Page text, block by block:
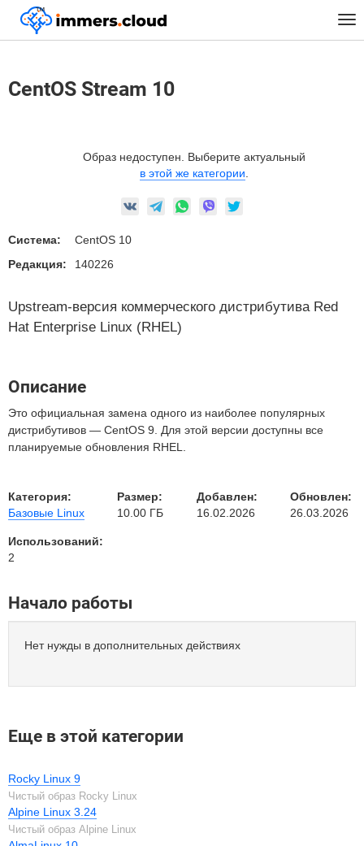
™
Главная Предустановленные Образы
CentOS Stream 10
Образ недоступен. Выберите актуальный
в этой же категории
Система:
CentOS 10
Редакция:
140226
Upstream-версия коммерческого дистрибутива Red
Hat Enterprise Linux (RHEL)
Описание
Это официальная замена одного из наиболее популярных
дистрибутивов — CentOS 9. Для этой версии доступны все
планируемые обновления RHEL.
Категория:
Базовые Linux
Размер:
10.00 ГБ
Добавлен:
16.02.2026
Обновлен:
26.03.2026
Использований:
2
Начало работы
Нет нужды в дополнительных действиях
Еще в этой категории
Rocky Linux 9
Чистый образ Rocky Linux
Alpine Linux 3.24
Чистый образ Alpine Linux